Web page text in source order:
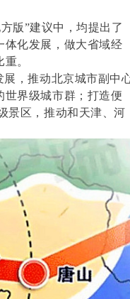
版”建议中，均提出了
体化发展，做大省域经
。
展，推动北京城市副中
世界级城市群；打造便
景区，推动和天津、河